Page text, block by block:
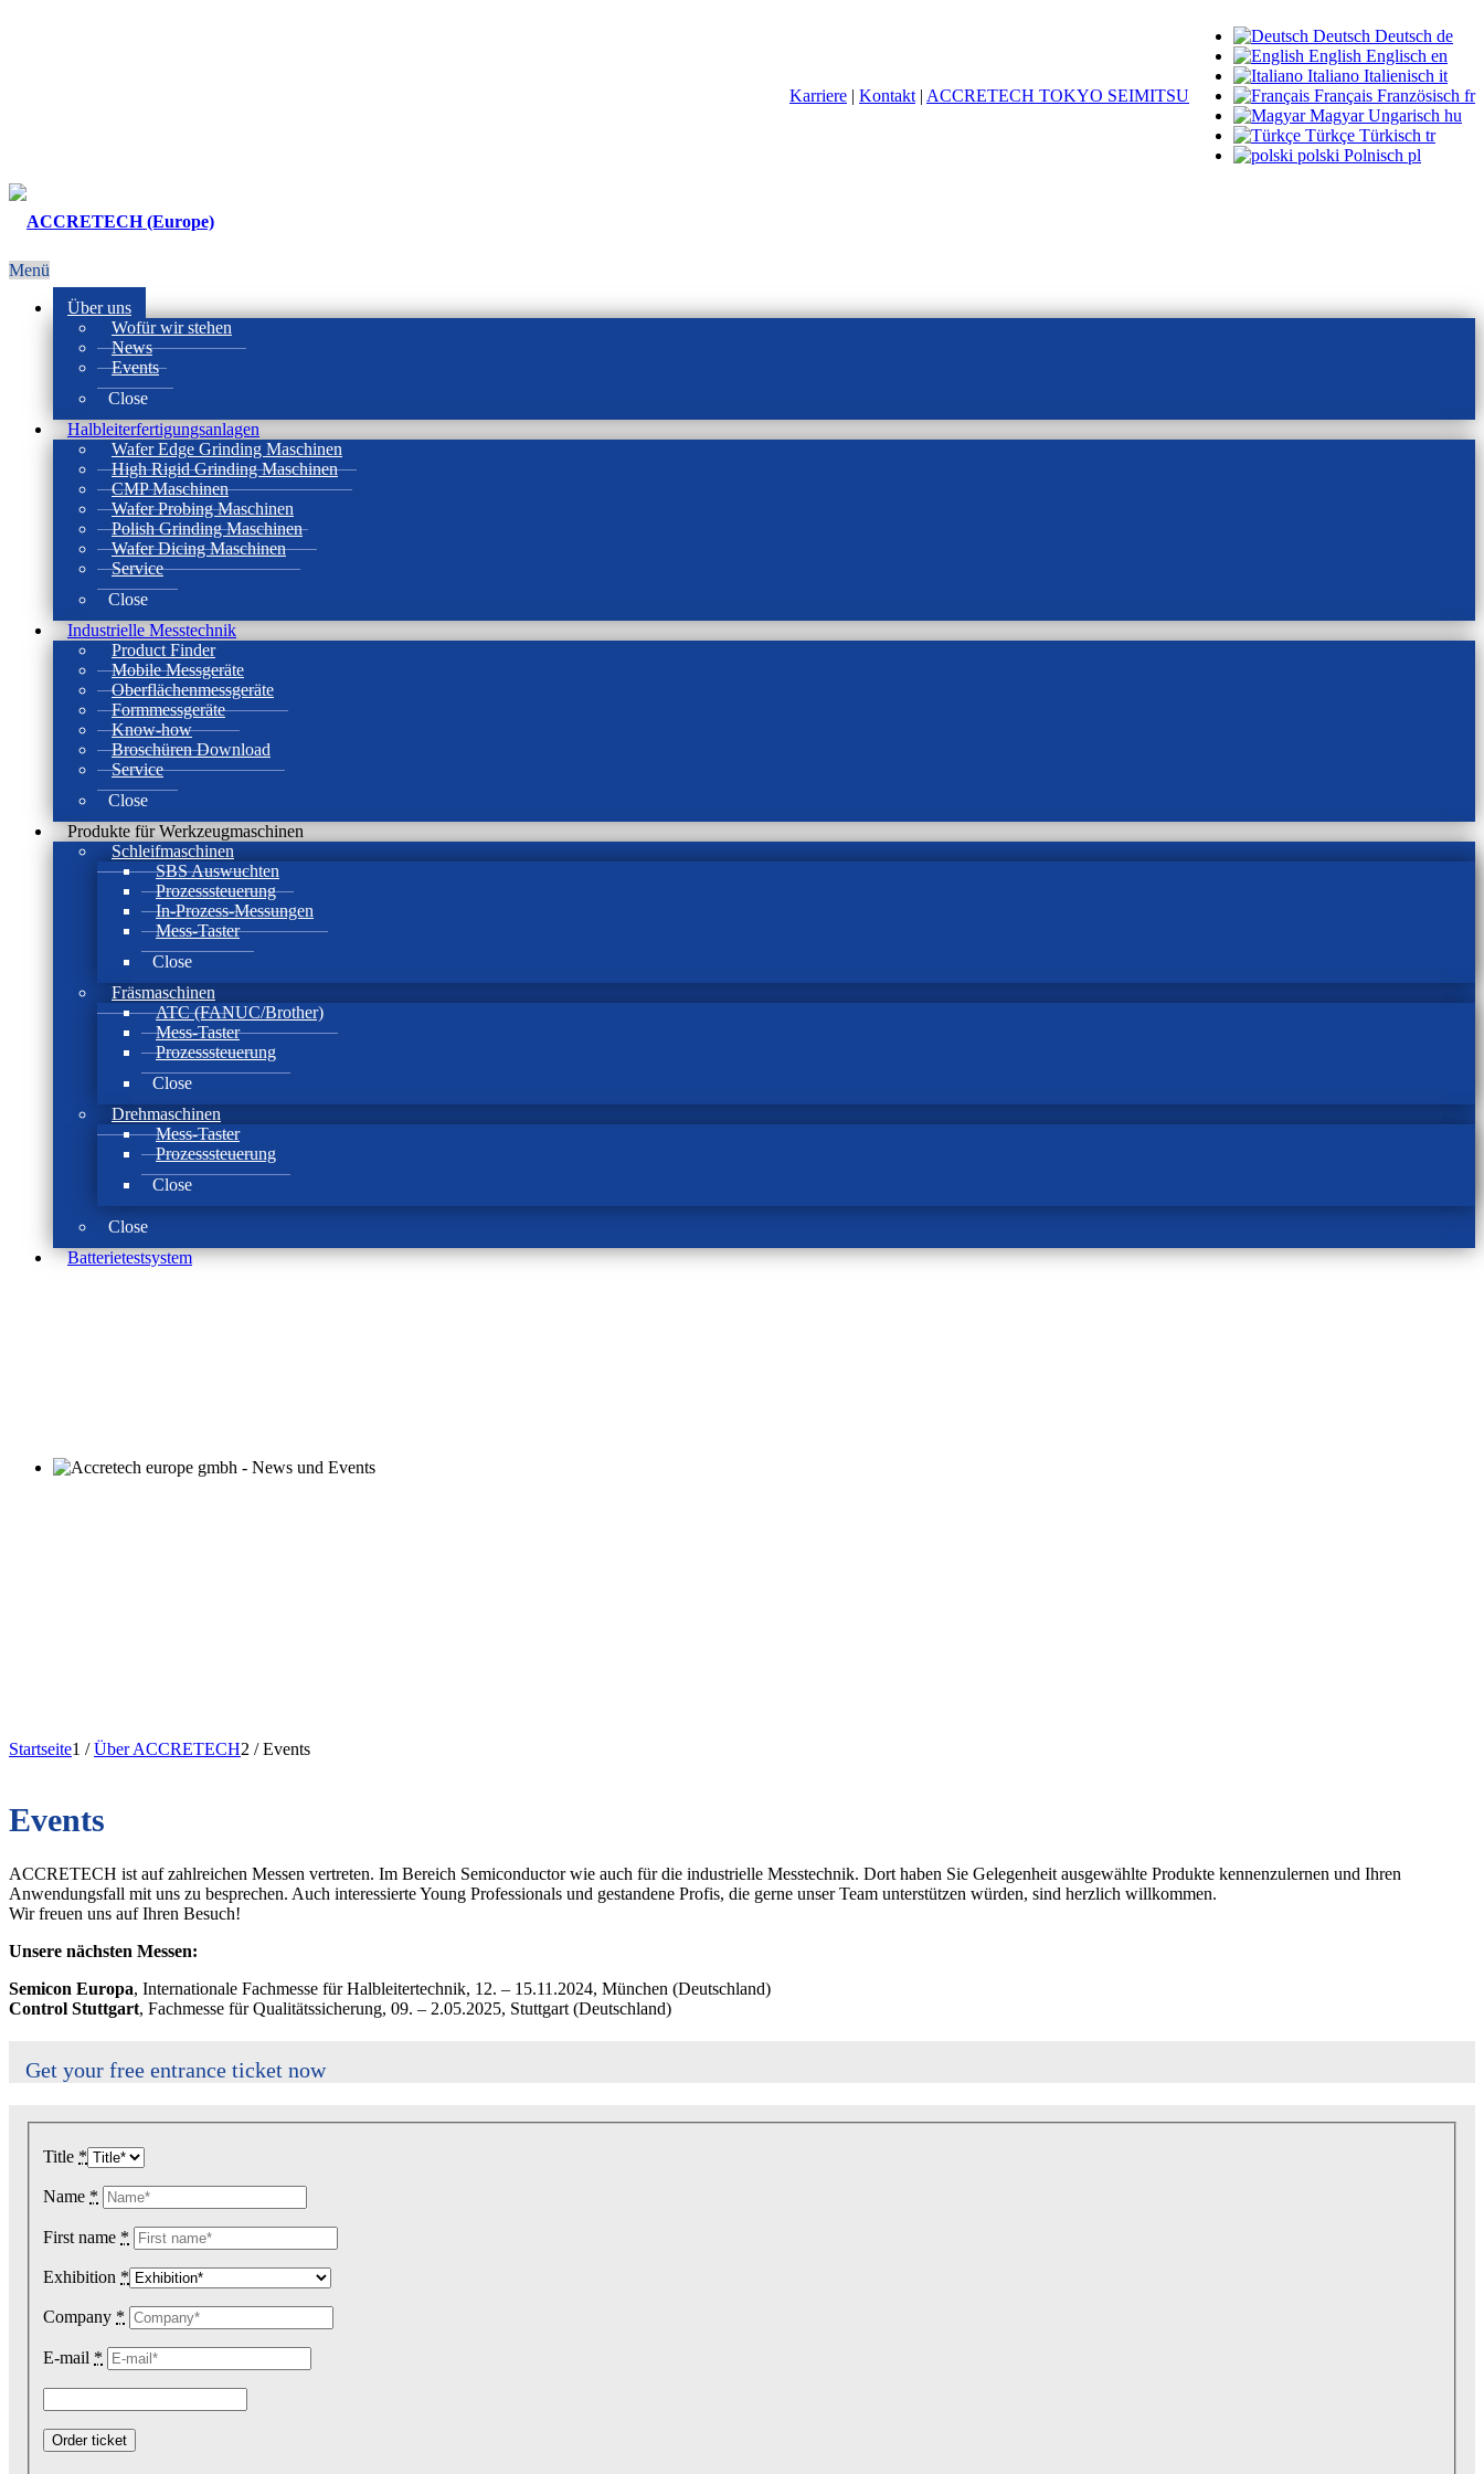
Deutsch Deutsch de
English Englisch en
Italiano Italienisch it
Français Französisch fr
Magyar Ungarisch hu
Türkçe Türkisch tr
polski Polnisch pl
Karriere | Kontakt | ACCRETECH TOKYO SEIMITSU
Menü
Über uns
Wofür wir stehen
News
Events
Close
Halbleiterfertigungsanlagen
Wafer Edge Grinding Maschinen
High Rigid Grinding Maschinen
CMP Maschinen
Wafer Probing Maschinen
Polish Grinding Maschinen
Wafer Dicing Maschinen
Service
Close
Industrielle Messtechnik
Product Finder
Mobile Messgeräte
Oberflächenmessgeräte
Formmessgeräte
Know-how
Broschüren Download
Service
Close
Produkte für Werkzeugmaschinen
Schleifmaschinen
SBS Auswuchten
Prozesssteuerung
In-Prozess-Messungen
Mess-Taster
Close
Fräsmaschinen
ATC (FANUC/Brother)
Mess-Taster
Prozesssteuerung
Close
Drehmaschinen
Mess-Taster
Prozesssteuerung
Close
Close
Batterie­test­system
Startseite1 / Über ACCRETECH2 / Events
Events
ACCRETECH ist auf zahlreichen Messen vertreten. Im Bereich Semiconductor wie auch für die industrielle Messtechnik. Dort haben Sie Gelegenheit ausgewählte Produkte kennenzulernen und Ihren
Anwendungsfall mit uns zu besprechen. Auch interessierte Young Professionals und gestandene Profis, die gerne unser Team unterstützen würden, sind herzlich willkommen.
Wir freuen uns auf Ihren Besuch!
Unsere nächsten Messen:
Semicon Europa, Internationale Fachmesse für Halbleitertechnik, 12. – 15.11.2024, München (Deutschland)
Control Stuttgart, Fachmesse für Qualitätssicherung, 09. – 2.05.2025, Stuttgart (Deutschland)
Get your free entrance ticket now
Title *
Name *
First name *
Exhibition *
Company *
E-mail *